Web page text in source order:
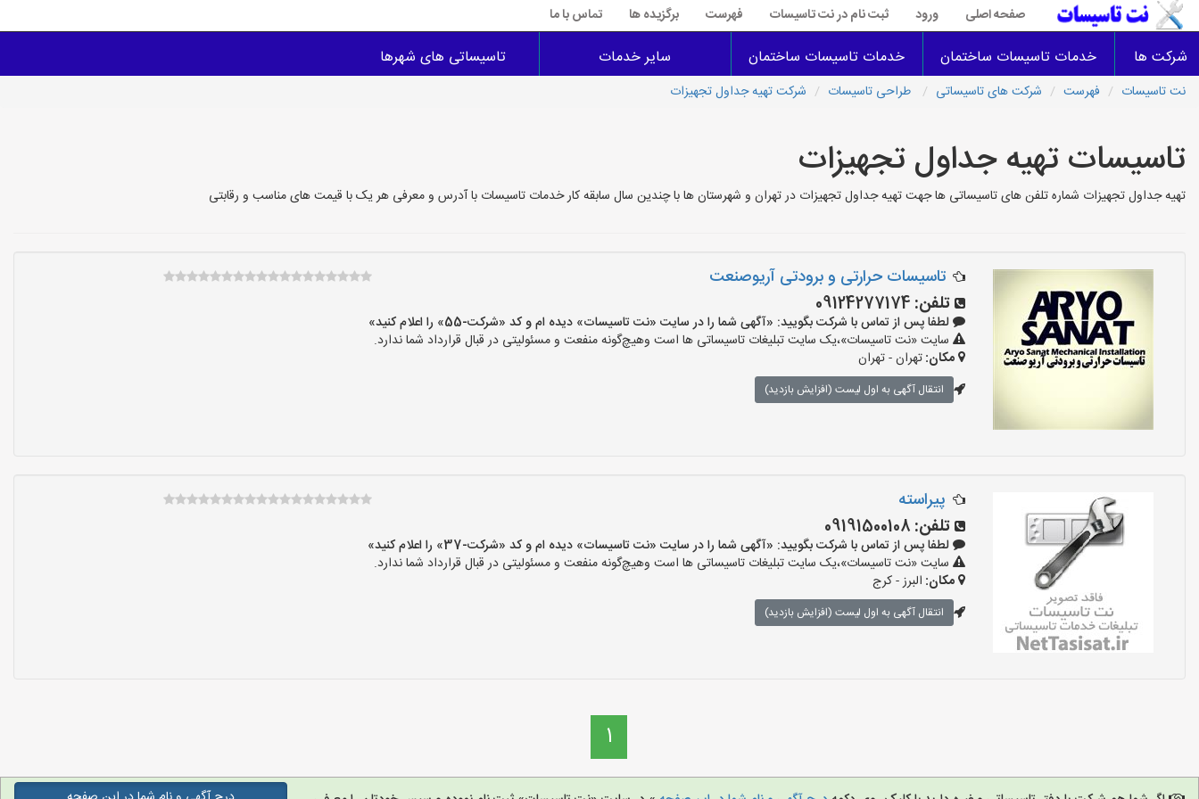
صفحه اصلی ورود ثبت نام در نت تاسیسات فهرست برگزیده ها تماس با ما
شرکت ها خدمات تاسیسات ساختمان خدمات تاسیسات ساختمان سایر خدمات تاسیساتی های شهرها
نت تاسیسات فهرست شرکت های تاسیساتی طراحی تاسیسات شرکت تهیه جداول تجهیزات
تاسیسات تهیه جداول تجهیزات
تهیه جداول تجهیزات شماره تلفن های تاسیساتی ها جهت تهیه جداول تجهیزات در تهران و شهرستان ها با چندین سال سابقه کار خدمات تاسیسات با آدرس و معرفی هر یک با قیمت های مناسب و رقابتی
تاسیسات حرارتی و برودتی آریوصنعت
تلفن: 09124277174
لطفا پس از تماس با شرکت بگویید: «آگهی شما را در سایت «نت تاسیسات» دیده ام و کد «شرکت-55» را اعلام کنید»
سایت «نت تاسیسات»،یک سایت تبلیغات تاسیساتی ها است وهیچ‌گونه منفعت و مسئولیتی در قبال قرارداد شما ندارد.
مکان:تهران - تهران
انتقال آگهی به اول لیست (افزایش بازدید)
پیراسته
تلفن: 09191500108
لطفا پس از تماس با شرکت بگویید: «آگهی شما را در سایت «نت تاسیسات» دیده ام و کد «شرکت-37» را اعلام کنید»
سایت «نت تاسیسات»،یک سایت تبلیغات تاسیساتی ها است وهیچ‌گونه منفعت و مسئولیتی در قبال قرارداد شما ندارد.
مکان: البرز - کرج
انتقال آگهی به اول لیست (افزایش بازدید)
1